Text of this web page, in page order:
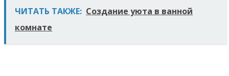
ЧИТАТЬ ТАКЖЕ: Создание уюта в ванной
комнате